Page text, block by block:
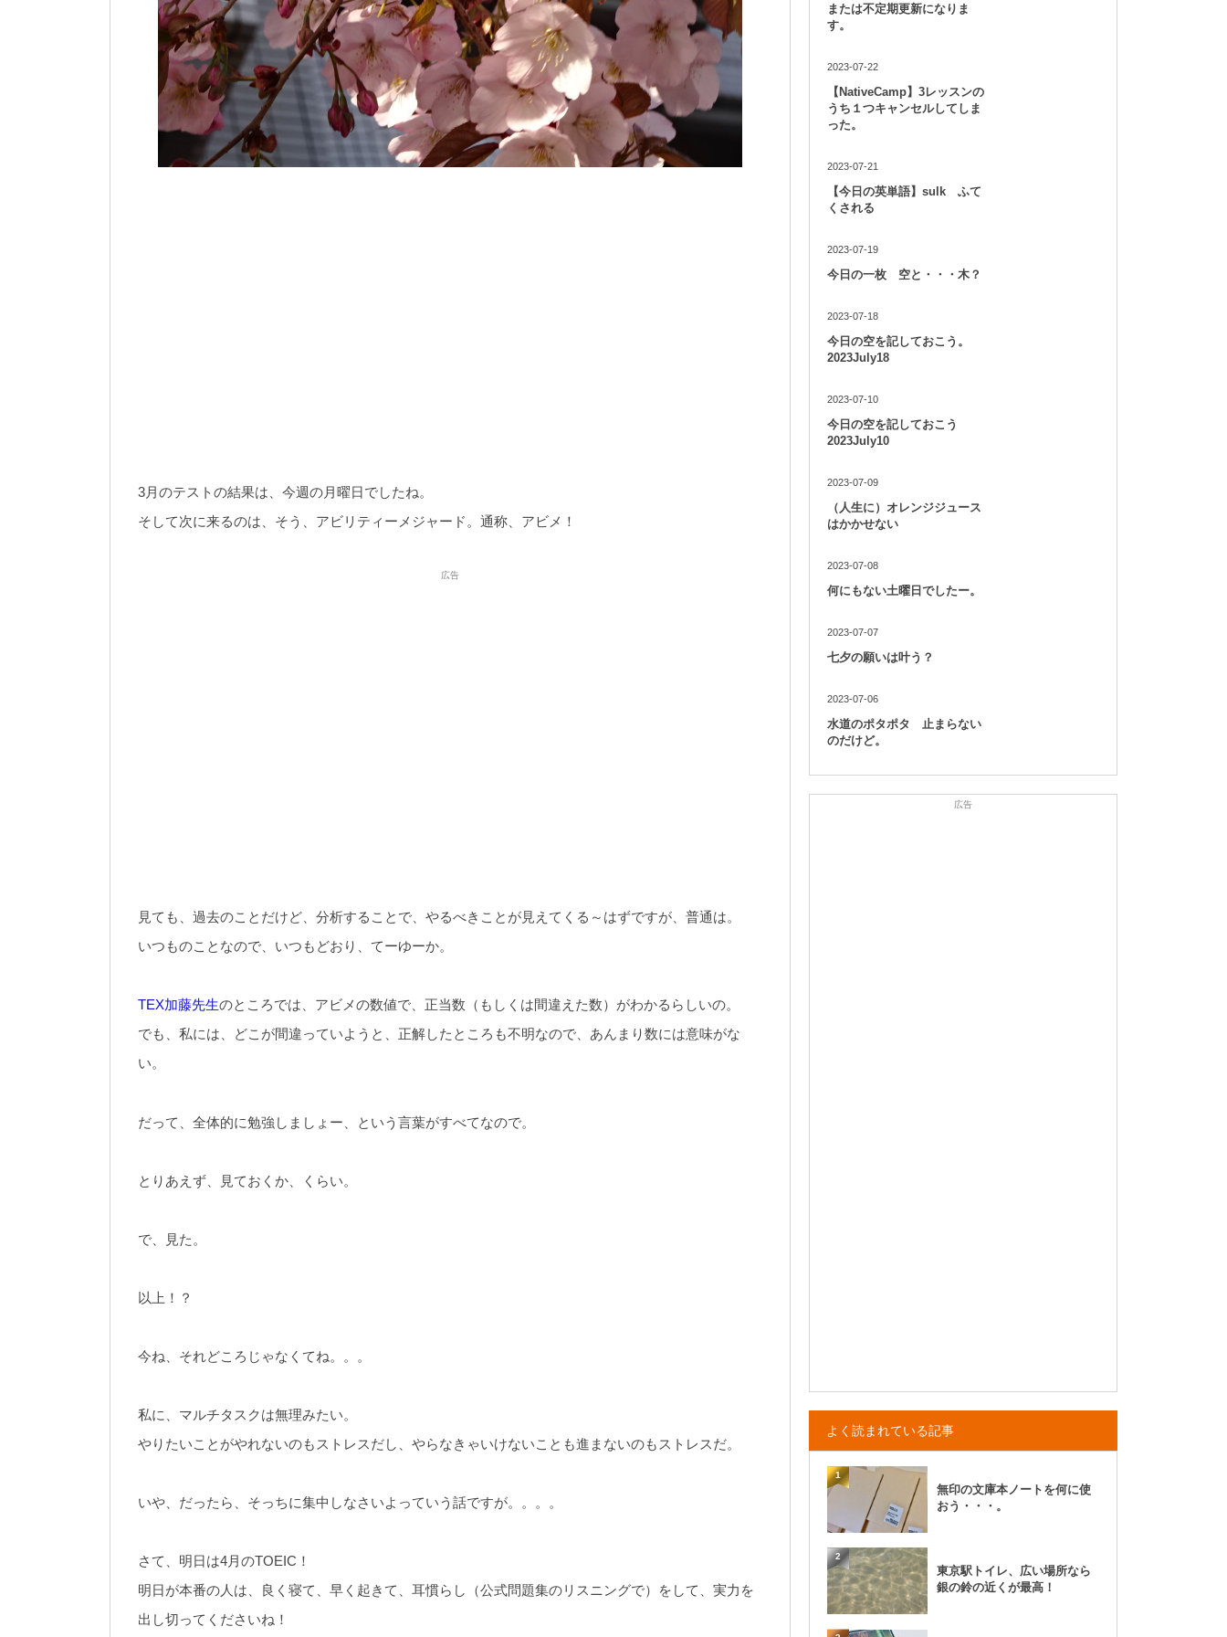
3月のテストの結果は、今週の月曜日でしたね。
そして次に来るのは、そう、アビリティーメジャード。通称、アビメ！
広告
見ても、過去のことだけど、分析することで、やるべきことが見えてくる～はずですが、普通は。
いつものことなので、いつもどおり、てーゆーか。
TEX加藤先生のところでは、アビメの数値で、正当数（もしくは間違えた数）がわかるらしいの。
でも、私には、どこが間違っていようと、正解したところも不明なので、あんまり数には意味がな
い。
だって、全体的に勉強しましょー、という言葉がすべてなので。
とりあえず、見ておくか、くらい。
で、見た。
以上！？
今ね、それどころじゃなくてね。。。
私に、マルチタスクは無理みたい。
やりたいことがやれないのもストレスだし、やらなきゃいけないことも進まないのもストレスだ。
いや、だったら、そっちに集中しなさいよっていう話ですが。。。。
さて、明日は4月のTOEIC！
明日が本番の人は、良く寝て、早く起きて、耳慣らし（公式問題集のリスニングで）をして、実力を
出し切ってくださいね！
または不定期更新になりま
す。
2023-07-22
【NativeCamp】3レッスンの
うち１つキャンセルしてしま
った。
2023-07-21
【今日の英単語】sulk ふて
くされる
2023-07-19
今日の一枚 空と・・・木？
2023-07-18
今日の空を記しておこう。
2023July18
2023-07-10
今日の空を記しておこう
2023July10
2023-07-09
（人生に）オレンジジュース
はかかせない
2023-07-08
何にもない土曜日でしたー。
2023-07-07
七夕の願いは叶う？
2023-07-06
水道のポタポタ 止まらない
のだけど。
広告
よく読まれている記事
1
無印の文庫本ノートを何に使
おう・・・。
2
東京駅トイレ、広い場所なら
銀の鈴の近くが最高！